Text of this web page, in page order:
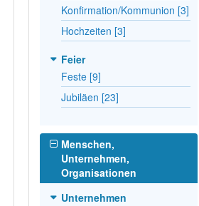
Konfirmation/Kommunion [3]
Hochzeiten [3]
Feier
Feste [9]
Jubiläen [23]
Menschen,
Unternehmen,
Organisationen
Unternehmen